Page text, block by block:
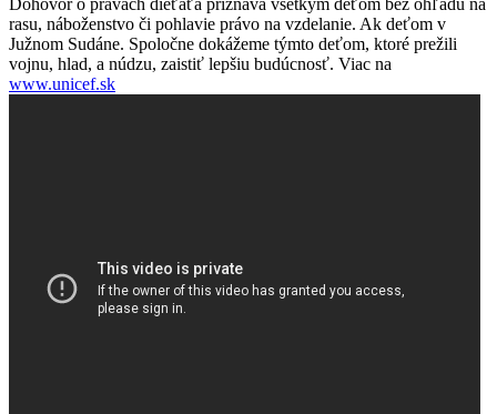
rasu, náboženstvo či pohlavie právo na vzdelanie. Ak deťom v
Južnom Sudáne. Spoločne dokážeme týmto deťom, ktoré prežili
vojnu, hlad, a núdzu, zaistiť lepšiu budúcnosť. Viac na
www.unicef.sk